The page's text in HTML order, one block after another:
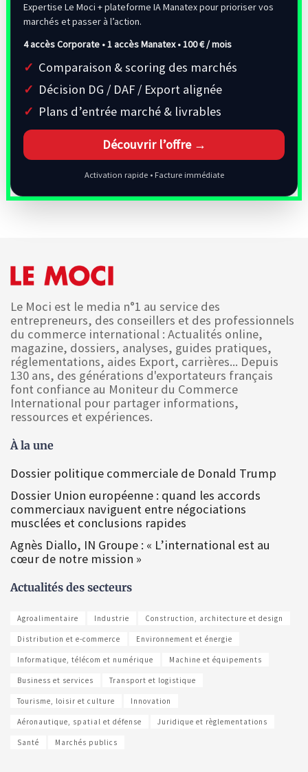
Expertise Le Moci + plateforme IA Manatex pour prioriser vos
marchés et passer à l’action.
4 accès Corporate • 1 accès Manatex •100 € / mois
Comparaison & scoring des marchés
Décision DG / DAF / Export alignée
Plans d’entrée marché & livrables
Découvrir l’offre →
Activation rapide • Facture immédiate
Le Moci est le media n°1 au service des
entrepreneurs, des conseillers et des professionnels
du commerce international : Actualités online,
magazine, dossiers, analyses, guides pratiques,
réglementations, aides Export, carrières... Depuis
130 ans, des générations d'exportateurs français
font confiance au Moniteur du Commerce
International pour partager informations,
ressources et expériences.
À la une
Dossier politique commerciale de Donald Trump
Dossier Union européenne : quand les accords
commerciaux naviguent entre négociations
musclées et conclusions rapides
Agnès Diallo, IN Groupe : « L’international est au
cœur de notre mission »
Actualités des secteurs
Agroalimentaire Industrie Construction, architecture et design
Distribution et e-commerce Environnement et énergie
Informatique, télécom et numérique Machine et équipements
Business et services Transport et logistique
Tourisme, loisir et culture Innovation
Aéronautique, spatial et défense Juridique et règlementations
Santé Marchés publics